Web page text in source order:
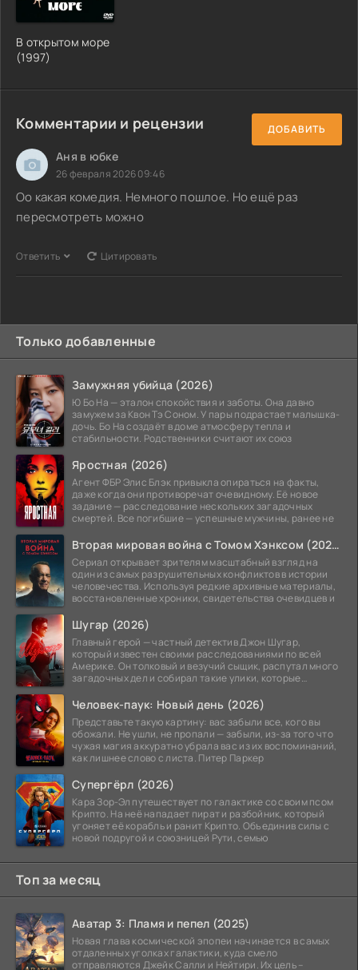
В открытом море
(1997)
Комментарии и рецензии ДОБАВИТЬ
Аня в юбке
26 февраля 2026 09:46
Оо какая комедия. Немного пошлое. Но ещё раз
пересмотреть можно
Ответить Цитировать
Только добавленные
Замужняя убийца (2026)
Ю Бо На — эталон спокойствия и заботы. Она давно
замужем за Квон Тэ Соном. У пары подрастает малышка-
дочь. Бо На создаёт в доме атмосферу тепла и
стабильности. Родственники считают их союз
Яростная (2026)
Агент ФБР Элис Блэк привыкла опираться на факты,
даже когда они противоречат очевидному. Её новое
задание — расследование нескольких загадочных
смертей. Все погибшие — успешные мужчины, ранее не
Вторая мировая война с Томом Хэнксом (2026)
Сериал открывает зрителям масштабный взгляд на
один из самых разрушительных конфликтов в истории
человечества. Используя редкие архивные материалы,
восстановленные хроники, свидетельства очевидцев и
Шугар (2026)
Главный герой — частный детектив Джон Шугар,
который известен своими расследованиями по всей
Америке. Он толковый и везучий сыщик, распутал много
загадочных дел и собирал такие улики, которые
Человек-паук: Новый день (2026)
Представьте такую картину: вас забыли все, кого вы
обожали. Не ушли, не пропали — забыли, из-за того что
чужая магия аккуратно убрала вас из их воспоминаний,
как лишнее слово с листа. Питер Паркер
Супергёрл (2026)
Кара Зор-Эл путешествует по галактике со своим псом
Крипто. На неё нападает пират и разбойник, который
угоняет её корабль и ранит Крипто. Объединив силы с
новой подругой и союзницей Рути, семью
Топ за месяц
Аватар 3: Пламя и пепел (2025)
Новая глава космической эпопеи начинается в самых
отдаленных уголках галактики, куда смело
отправляются Джейк Салли и Нейтири. Их цель –